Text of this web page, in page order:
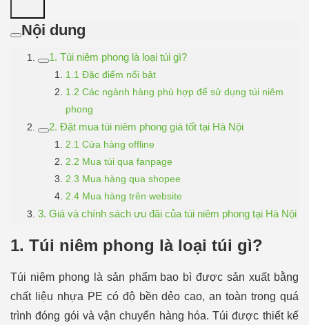
Nội dung
1. Túi niêm phong là loại túi gì?
1.1 Đặc điểm nổi bật
1.2 Các ngành hàng phù hợp để sử dụng túi niêm
phong
2. Đặt mua túi niêm phong giá tốt tại Hà Nội
2.1 Cửa hàng offline
2.2 Mua túi qua fanpage
2.3 Mua hàng qua shopee
2.4 Mua hàng trên website
3. Giá và chính sách ưu đãi của túi niêm phong tại Hà Nội
1. Túi niêm phong là loại túi gì?
Túi niêm phong là sản phẩm bao bì được sản xuất bằng
chất liệu nhựa PE có độ bền dẻo cao, an toàn trong quá
trình đóng gói và vận chuyển hàng hóa. Túi được thiết kế